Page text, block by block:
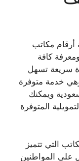
أرقام مكاتب
كافة
سريعة تسهل
خدمة متوفرة
ويمكنك
المتوفرة
التي تتميز
على المواطنين